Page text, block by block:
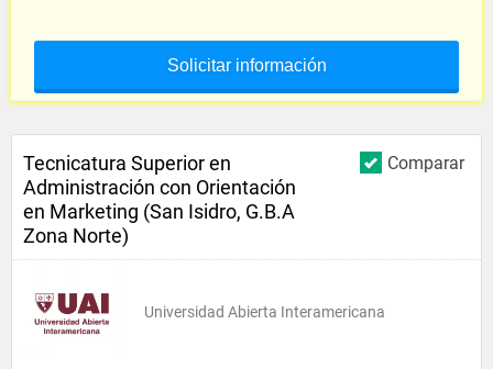
Solicitar información
Comparar
Tecnicatura Superior en
Administración con Orientación
en Marketing (San Isidro, G.B.A
Zona Norte)
Universidad Abierta Interamericana